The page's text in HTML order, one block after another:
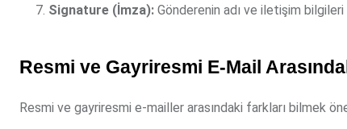
Signature (İmza): Gönderenin adı ve iletişim
Resmi ve Gayriresmi E-Mail
Resmi ve gayriresmi e-mailler arasındaki farkları bilmek